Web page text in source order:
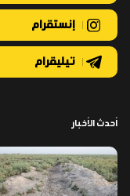
إنستقرام
تيليقرام
أحدث الأخبار